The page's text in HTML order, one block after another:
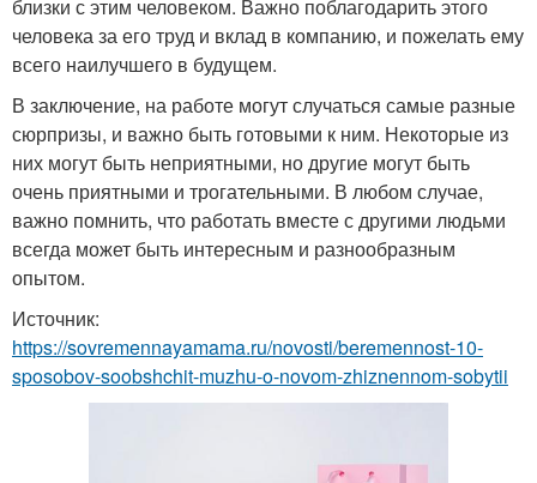
близки с этим человеком. Важно поблагодарить этого
человека за его труд и вклад в компанию, и пожелать ему
всего наилучшего в будущем.
В заключение, на работе могут случаться самые разные
сюрпризы, и важно быть готовыми к ним. Некоторые из
них могут быть неприятными, но другие могут быть
очень приятными и трогательными. В любом случае,
важно помнить, что работать вместе с другими людьми
всегда может быть интересным и разнообразным
опытом.
Источник:
https://sovremennayamama.ru/novosti/beremennost-10-
sposobov-soobshchit-muzhu-o-novom-zhiznennom-sobytii